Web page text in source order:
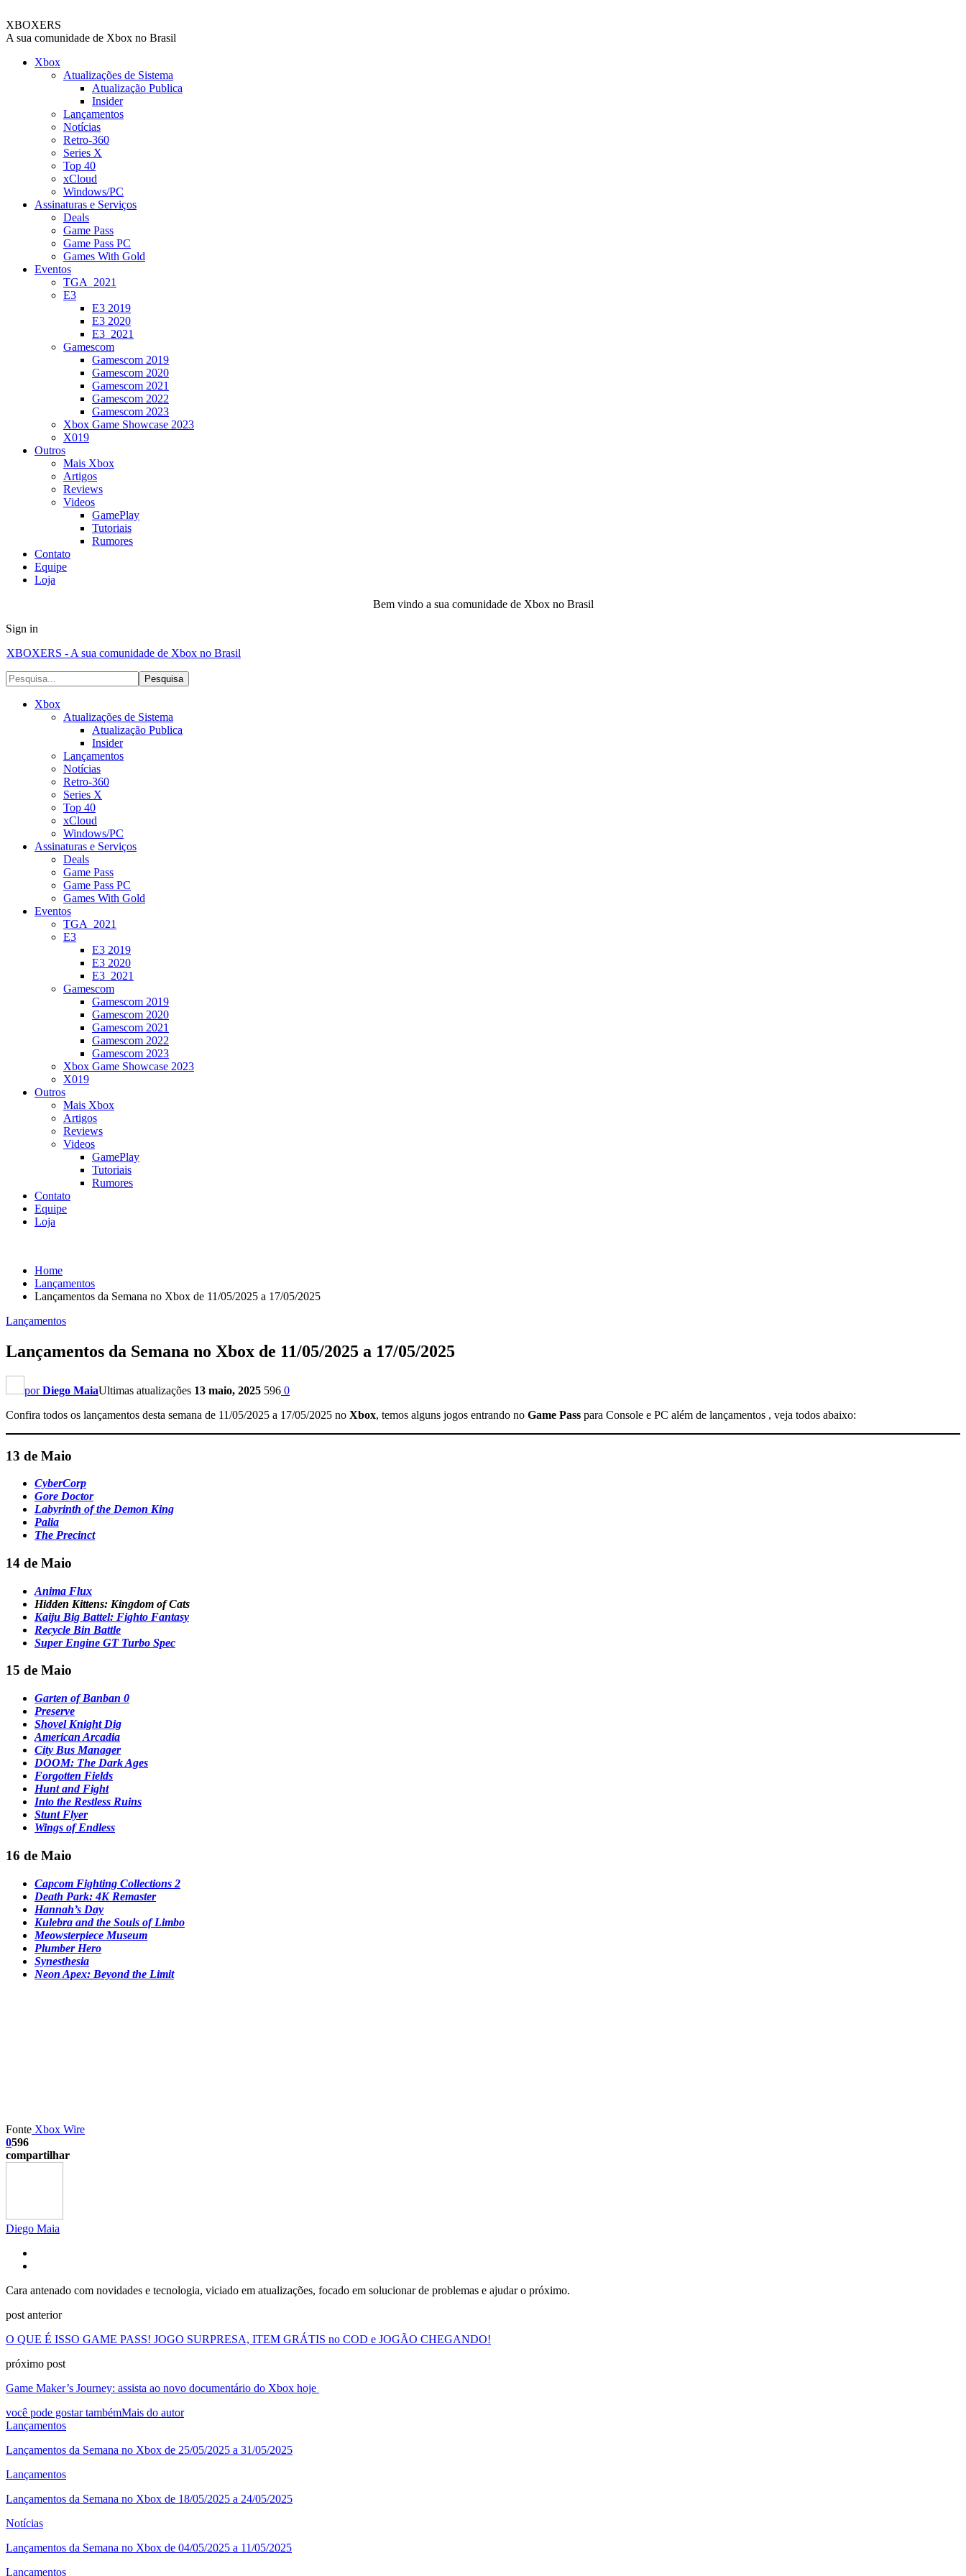
XBOXERS
A sua comunidade de Xbox no Brasil
Xbox
Atualizações de Sistema
Atualização Publica
Insider
Lançamentos
Notícias
Retro-360
Series X
Top 40
xCloud
Windows/PC
Assinaturas e Serviços
Deals
Game Pass
Game Pass PC
Games With Gold
Eventos
TGA_2021
E3
E3 2019
E3 2020
E3_2021
Gamescom
Gamescom 2019
Gamescom 2020
Gamescom 2021
Gamescom 2022
Gamescom 2023
Xbox Game Showcase 2023
X019
Outros
Mais Xbox
Artigos
Reviews
Videos
GamePlay
Tutoriais
Rumores
Contato
Equipe
Loja
Bem vindo a sua comunidade de Xbox no Brasil
Sign in
XBOXERS - A sua comunidade de Xbox no Brasil
Xbox
Atualizações de Sistema
Atualização Publica
Insider
Lançamentos
Notícias
Retro-360
Series X
Top 40
xCloud
Windows/PC
Assinaturas e Serviços
Deals
Game Pass
Game Pass PC
Games With Gold
Eventos
TGA_2021
E3
E3 2019
E3 2020
E3_2021
Gamescom
Gamescom 2019
Gamescom 2020
Gamescom 2021
Gamescom 2022
Gamescom 2023
Xbox Game Showcase 2023
X019
Outros
Mais Xbox
Artigos
Reviews
Videos
GamePlay
Tutoriais
Rumores
Contato
Equipe
Loja
Home
Lançamentos
Lançamentos da Semana no Xbox de 11/05/2025 a 17/05/2025
Lançamentos
Lançamentos da Semana no Xbox de 11/05/2025 a 17/05/2025
porDiego MaiaUltimas atualizações 13 maio, 2025 596 0
Confira todos os lançamentos desta semana de 11/05/2025 a 17/05/2025 no Xbox, temos alguns jogos entrando no Game Pass para Console e PC além de lançamentos , veja todos abaixo:
13 de Maio
CyberCorp
Gore Doctor
Labyrinth of the Demon King
Palia
The Precinct
14 de Maio
Anima Flux
Hidden Kittens: Kingdom of Cats
Kaiju Big Battel: Fighto Fantasy
Recycle Bin Battle
Super Engine GT Turbo Spec
15 de Maio
Garten of Banban 0
Preserve
Shovel Knight Dig
American Arcadia
City Bus Manager
DOOM: The Dark Ages
Forgotten Fields
Hunt and Fight
Into the Restless Ruins
Stunt Flyer
Wings of Endless
16 de Maio
Capcom Fighting Collections 2
Death Park: 4K Remaster
Hannah’s Day
Kulebra and the Souls of Limbo
Meowsterpiece Museum
Plumber Hero
Synesthesia
Neon Apex: Beyond the Limit
Fonte Xbox Wire
0596
compartilhar
Diego Maia
Cara antenado com novidades e tecnologia, viciado em atualizações, focado em solucionar de problemas e ajudar o próximo.
post anterior
O QUE É ISSO GAME PASS! JOGO SURPRESA, ITEM GRÁTIS no COD e JOGÃO CHEGANDO!
próximo post
Game Maker’s Journey: assista ao novo documentário do Xbox hoje
você pode gostar tambémMais do autor
Lançamentos
Lançamentos da Semana no Xbox de 25/05/2025 a 31/05/2025
Lançamentos
Lançamentos da Semana no Xbox de 18/05/2025 a 24/05/2025
Notícias
Lançamentos da Semana no Xbox de 04/05/2025 a 11/05/2025
Lançamentos